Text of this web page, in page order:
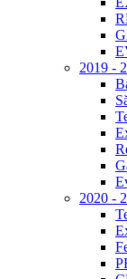
2019 -
2020 -